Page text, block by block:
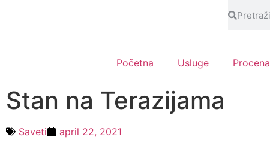
Početna Usluge Procena
Stan na Terazijama
Saveti april 22, 2021